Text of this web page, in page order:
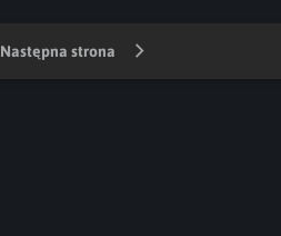
Następna strona